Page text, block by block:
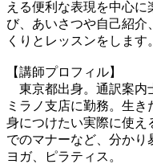
える便利な表現を中心
び、あいさつや自己紹介
くりとレッスンをします。
【講師プロフィル】
東京都出身。通訳案内
ミラノ支店に勤務。生き
身につけたい実際に使え
でのマナーなど、分かり
ヨガ、ピラティス。